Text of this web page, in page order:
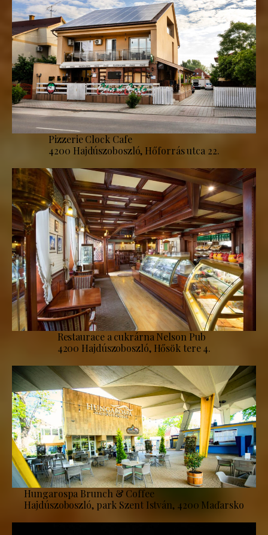
Pizzerie Clock Cafe
4200 Hajdúszoboszló, Hőforrás utca 22.
Restaurace a cukrárna Nelson Pub
4200 Hajdúszoboszló, Hősök tere 4.
Hungarospa Brunch & Coffee
Hajdúszoboszló, park Szent István, 4200 Maďarsko